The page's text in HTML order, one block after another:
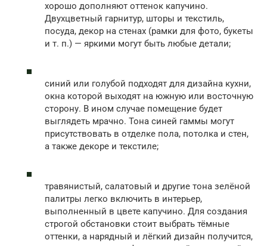
хорошо дополняют оттенок капучино.
Двухцветный гарнитур, шторы и текстиль,
посуда, декор на стенах (рамки для фото, букеты
и т. п.) — яркими могут быть любые детали;
синий или голубой подходят для дизайна кухни,
окна которой выходят на южную или восточную
сторону. В ином случае помещение будет
выглядеть мрачно. Тона синей гаммы могут
присутствовать в отделке пола, потолка и стен,
а также декоре и текстиле;
травянистый, салатовый и другие тона зелёной
палитры легко включить в интерьер,
выполненный в цвете капучино. Для создания
строгой обстановки стоит выбрать тёмные
оттенки, а нарядный и лёгкий дизайн получится,